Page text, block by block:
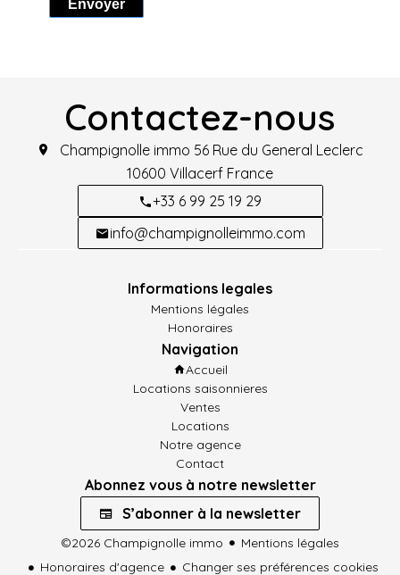
Envoyer
Contactez-nous
Champignolle immo 56 Rue du General Leclerc
10600 Villacerf France
+33 6 99 25 19 29
info@champignolleimmo.com
Informations legales
Mentions légales
Honoraires
Navigation
Accueil
Locations saisonnieres
Ventes
Locations
Notre agence
Contact
Abonnez vous à notre newsletter
S’abonner à la newsletter
©2026 Champignolle immo
Mentions légales
Honoraires d'agence
Changer ses préférences cookies